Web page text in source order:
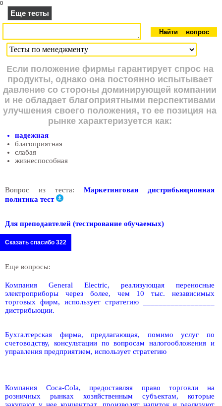
0
Еще тесты
Если положение фирмы гарантирует спрос на
продукты, однако она постоянно испытывает
давление со стороны доминирующей компании
и не обладает благоприятными перспективами
улучшения своего положения, то ее позиция на
рынке характеризуется как:
надежная
благоприятная
слабая
жизнеспособная
Вопрос из теста: Маркетинговая дистрибьюционная
политика тест
Для преподавтелей (тестирование обучаемых)
Сказать спасибо 322
Еще вопросы:
Компания General Electric, реализующая переносные
электроприборы через более, чем 10 тыс. независимых
торговых фирм, использует стратегию __________________
дистрибьюции.
Бухгалтерская фирма, предлагающая, помимо услуг по
счетоводству, консультации по вопросам налогообложения и
управления предприятием, использует стратегию
Компания Coca-Cola, предоставляя право торговли на
розничных рынках хозяйственным субъектам, которые